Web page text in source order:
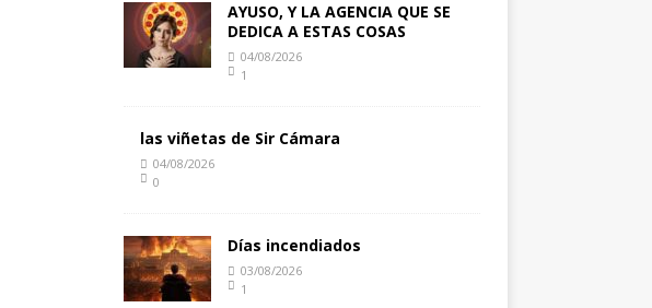
AYUSO, Y LA AGENCIA QUE SE
DEDICA A ESTAS COSAS
04/08/2026
1
las viñetas de Sir Cámara
04/08/2026
0
Días incendiados
03/08/2026
1